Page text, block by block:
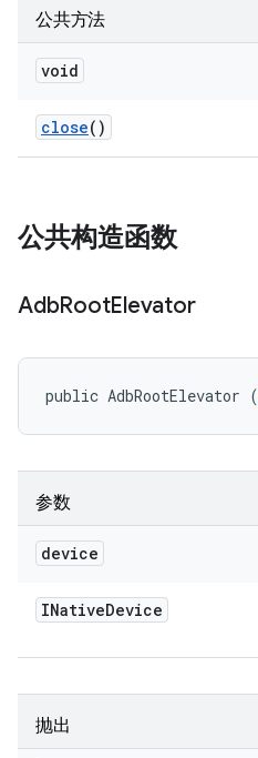
公共方法
void
close()
公共构造函数
AdbRootElevator
public AdbRootElevator (
参数
device
INativeDevice
抛出